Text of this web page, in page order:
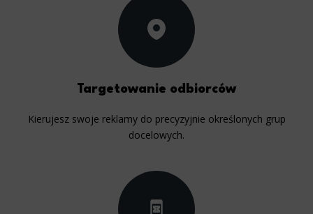
Targetowanie odbiorców
Kierujesz swoje reklamy do precyzyjnie określonych grup
docelowych.